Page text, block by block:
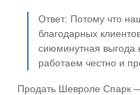
Ответ: Потому что
благодарных
сиюминутная
работаем честно и
Продать Шевроле Спарк